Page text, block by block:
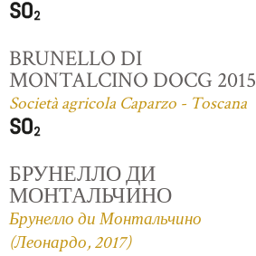
BRUNELLO DI
MONTALCINO DOCG 2015
Società agricola Caparzo - Toscana
БРУНЕЛЛО ДИ
МОНТАЛЬЧИНО
Брунелло ди Монтальчино
(Леонардо, 2017)